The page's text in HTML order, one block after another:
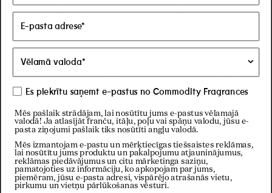
BFCM 20% BFCM 24%
Es piekrītu saņemt e-pastus no Commodity Fragrances
Mēs pašlaik strādājam, lai nosūtītu jums e-pastus vēlamajā
valodā! Ja atlasījāt franču, itāļu, poļu vai spāņu valodu, jūsu e-
pasta ziņojumi pašlaik tiks nosūtīti angļu valodā.
Mēs izmantojam e-pastu un mērķtiecīgas tiešsaistes reklāmas,
lai nosūtītu jums produktu un pakalpojumu atjauninājumus,
reklāmas piedāvājumus un citu mārketinga saziņu,
pamatojoties uz informāciju, ko apkopojam par jums,
piemēram, jūsu e-pasta adresi, vispārējo atrašanās vietu,
pirkumu un vietņu pārlūkošanas vēsturi.